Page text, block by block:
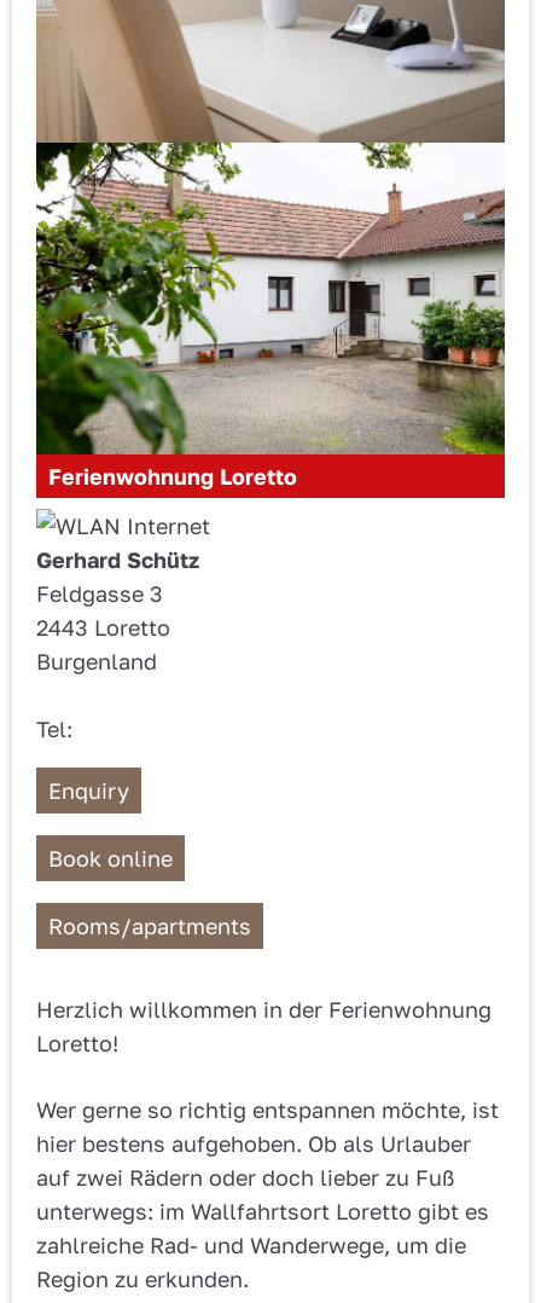
Ferienwohnung Loretto
Gerhard Schütz
Feldgasse 3
2443 Loretto
Burgenland
Tel:
Enquiry
Book online
Rooms/apartments
Herzlich willkommen in der Ferienwohnung
Loretto!
Wer gerne so richtig entspannen möchte, ist
hier bestens aufgehoben. Ob als Urlauber
auf zwei Rädern oder doch lieber zu Fuß
unterwegs: im Wallfahrtsort Loretto gibt es
zahlreiche Rad- und Wanderwege, um die
Region zu erkunden.